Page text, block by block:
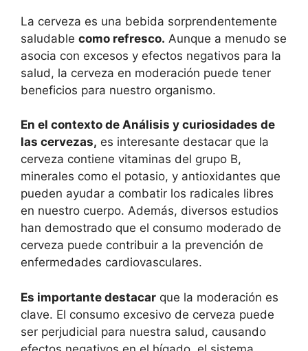
La cerveza es una bebida sorprendentemente
saludable como refresco. Aunque a menudo se
asocia con excesos y efectos negativos para la
salud, la cerveza en moderación puede tener
beneficios para nuestro organismo.
En el contexto de Análisis y curiosidades de
las cervezas, es interesante destacar que la
cerveza contiene vitaminas del grupo B,
minerales como el potasio, y antioxidantes que
pueden ayudar a combatir los radicales libres
en nuestro cuerpo. Además, diversos estudios
han demostrado que el consumo moderado de
cerveza puede contribuir a la prevención de
enfermedades cardiovasculares.
Es importante destacar que la moderación es
clave. El consumo excesivo de cerveza puede
ser perjudicial para nuestra salud, causando